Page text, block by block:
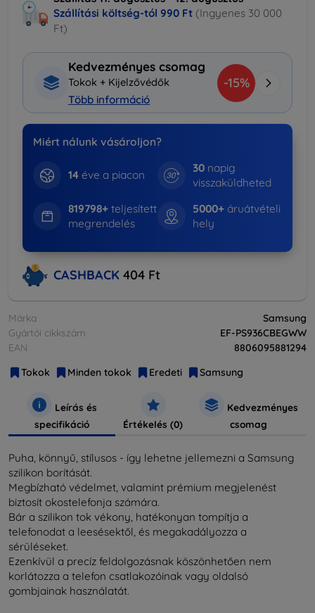
Szállítási költség-tól 990 Ft (Ingyenes 30 000
Ft)
Kedvezményes csomag
Tokok + Kijelzővédők
Több információ
-15%
Miért nálunk vásároljon?
14éve a piacon
30 napig
visszaküldheted
819798+teljesített
megrendelés
5000+ áruátvételi
hely
CASHBACK 404 Ft
Márka
Samsung
Gyártói cikkszám
EF-PS936CBEGWW
EAN
8806095881294
Tokok
Minden tokok Eredeti Samsung
Leírás és
specifikáció
Értékelés (0)
Kedvezményes
csomag
Puha, könnyű, stílusos - így lehetne jellemezni a Samsung
szilikon borítását.
Megbízható védelmet, valamint prémium megjelenést
biztosít okostelefonja számára.
Bár a szilikon tok vékony, hatékonyan tompítja a
telefonodat a leesésektől, és megakadályozza a
sérüléseket.
Ezenkívül a precíz feldolgozásnak köszönhetően nem
korlátozza a telefon csatlakozóinak vagy oldalsó
gombjainak használatát.